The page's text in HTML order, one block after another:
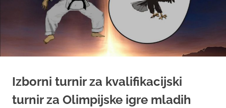
Izborni turnir za kvalifikacijski
turnir za Olimpijske igre mladih